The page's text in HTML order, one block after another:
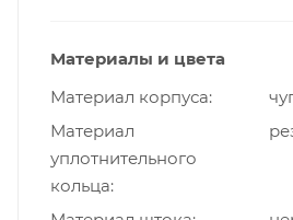
Материалы и цвета
Материал корпуса
Материал
уплотнительного
кольца